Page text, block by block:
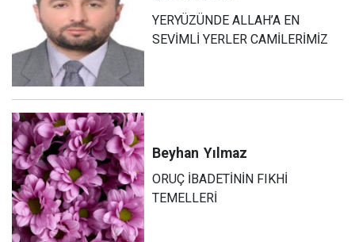
YERYÜZÜNDE ALLAH’A EN
SEVİMLİ YERLER CAMİLERİMİZ
Beyhan Yılmaz
ORUÇ İBADETİNİN FIKHİ
TEMELLERİ